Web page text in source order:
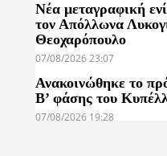
Νέα μεταγραφική
τον Απόλλωνα
Θεοχαρόπουλο
07/08/2026 23:07
Ανακοινώθηκε το
Β’ φάσης του
07/08/2026 19:28